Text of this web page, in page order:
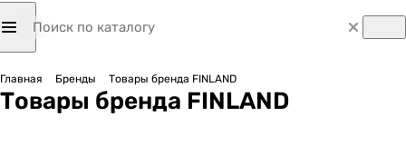
Главная Бренды Товары бренда FINLAND
Товары бренда FINLAND